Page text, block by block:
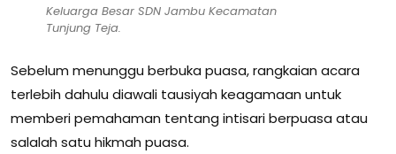
Keluarga Besar SDN Jambu Kecamatan
Tunjung Teja.
Sebelum menunggu berbuka puasa, rangkaian acara
terlebih dahulu diawali tausiyah keagamaan untuk
memberi pemahaman tentang intisari berpuasa atau
salalah satu hikmah puasa.